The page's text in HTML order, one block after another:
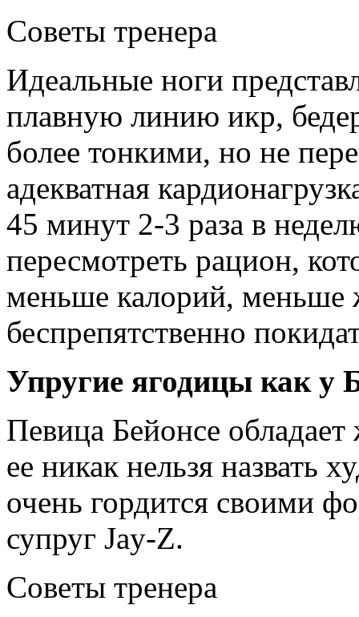
Советы тренера
Идеальные ноги
плавную линию икр,
более тонкими, но не
адекватная
45 минут 2-3 раза в
пересмотреть рацион,
меньше калорий,
беспрепятственно
Упругие ягодицы как у
Певица Бейонсе
ее никак нельзя назвать
очень гордится своими
супруг Jay-Z.
Советы тренера